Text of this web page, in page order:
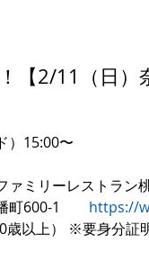
【2/11（日）
15:00〜
ァミリーレストラン
町600-1 https://
歳以上） ※要身分証